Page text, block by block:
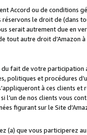
Accord ou de conditions
le droit de (dans
serait autrement due en
tout autre droit
fait de votre
politiques et procédures
à ces clients
l’un de nos clients vous
figurant sur le Site
(a) que vous participerez